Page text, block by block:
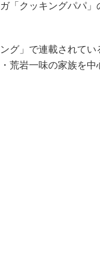
「クッキングパパ」
グ」で連載されてい
荒岩一味の家族を